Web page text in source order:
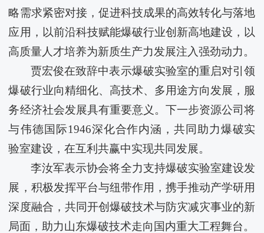
略需求紧密对接，促进科技成果的高效转化与落地
应用，以前沿科技赋能爆破行业创新高地建设，以
高质量人才培养为新质生产力发展注入强劲动力。
贾宏俊在致辞中表示爆破实验室的重启对引领
爆破行业向精细化、高技术、多用途方向发展，服
务经济社会发展具有重要意义。下一步资源公司将
与​伟德国际1946深化合作内涵，共同助力爆破实
验室建设，在互利共赢中实现共同发展。
李汝军表示协会将全力支持爆破实验室建设发
展，积极发挥平台与纽带作用，携手推动产学研用
深度融合，共同开创爆破技术与防灾减灾事业的新
局面，助力山东爆破技术走向国内重大工程舞台。